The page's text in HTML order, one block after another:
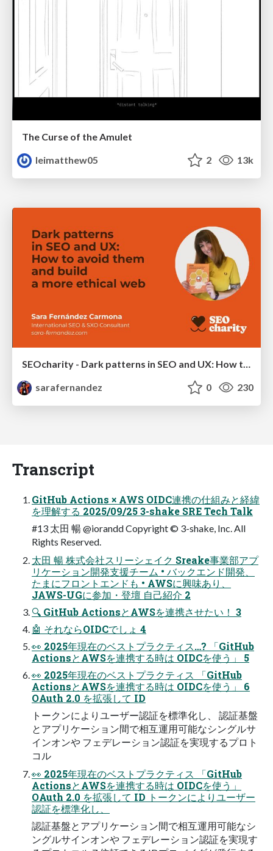
The Curse of the Amulet
leimatthew05
2 13k
SEOcharity - Dark patterns in SEO and UX: How to avoid them and build a more ethical web
sarafernandez
0 230
Transcript
GitHub Actions × AWS OIDC連携の仕組みと経緯
を理解する 2025/09/25 3-shake SRE Tech Talk
#13 太田 暢 @iorandd Copyright © 3-shake, Inc. All
Rights Reserved.
太田 暢 株式会社スリーシェイク Sreake事業部アプ
リケーション開発支援チーム • バックエンド開発、
たまにフロントエンドも • AWSに興味あり、
JAWS-UGに参加・登壇 自己紹介 2
🔍 GitHub ActionsとAWSを連携させたい！ 3
🤖 それならOIDCでしょ 4
👀 2025年現在のベストプラクティス…? 「GitHub
ActionsとAWSを連携する時は OIDCを使う」 5
👀 2025年現在のベストプラクティス 「GitHub
ActionsとAWSを連携する時は OIDCを使う」 6
OAuth 2.0 を拡張して ID
トークンによりユーザー認証を標準化し、 認証基盤
とアプリケーション間で相互運用可能なシングルサ
インオンや フェデレーション認証を実現するプロト
コル
👀 2025年現在のベストプラクティス 「GitHub
ActionsとAWSを連携する時は OIDCを使う」
OAuth 2.0 を拡張して ID トークンによりユーザー
認証を標準化し、
認証基盤とアプリケーション間で相互運用可能なシ
ングルサインオンや フェデレーション認証を実現す